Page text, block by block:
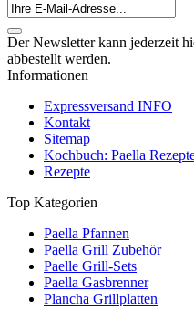
Der Newsletter kann jederzeit
abbestellt werden.
Informationen
Expressversand INFO
Kontakt
Sitemap
Kochbuch: Paella
Rezepte
Top Kategorien
Paella Pfannen
Paella Grill Zubehör
Paelle Grill-Sets
Paella Gasbrenner
Plancha Grillplatten